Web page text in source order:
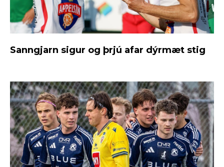
Sanngjarn sigur og þrjú afar dýrmæt stig